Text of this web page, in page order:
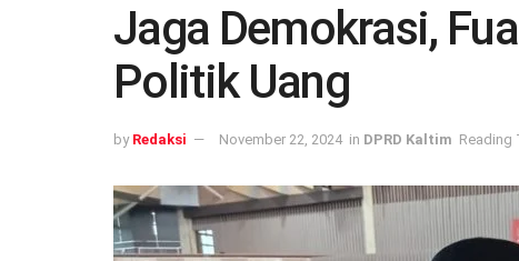
Jaga Demokrasi,
Politik Uang
by Redaksi November 22, 2024 in DPRD Kaltim Reading